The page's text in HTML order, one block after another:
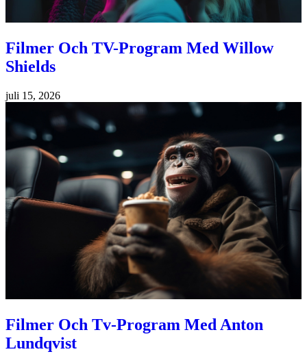
Filmer Och TV-Program Med Willow
Shields
juli 15, 2026
Filmer Och Tv-Program Med Anton
Lundqvist